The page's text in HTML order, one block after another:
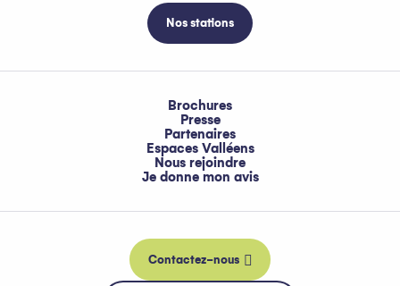
Nos stations
Brochures
Presse
Partenaires
Espaces Valléens
Nous rejoindre
Je donne mon avis
Contactez-nous